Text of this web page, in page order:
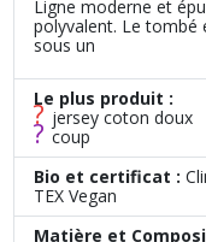
Ligne moderne et
polyvalent. Le tombé
sous un
Le plus produit :
? jersey coton doux
? coup
Bio et certificat :
TEX Vegan
Matière et